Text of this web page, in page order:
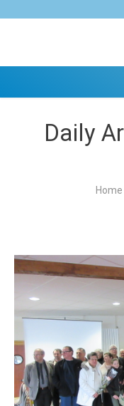
Agenda
Vie
Loisirs
Daily
Home